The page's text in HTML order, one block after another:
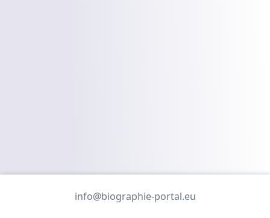
info@biographie-portal.eu